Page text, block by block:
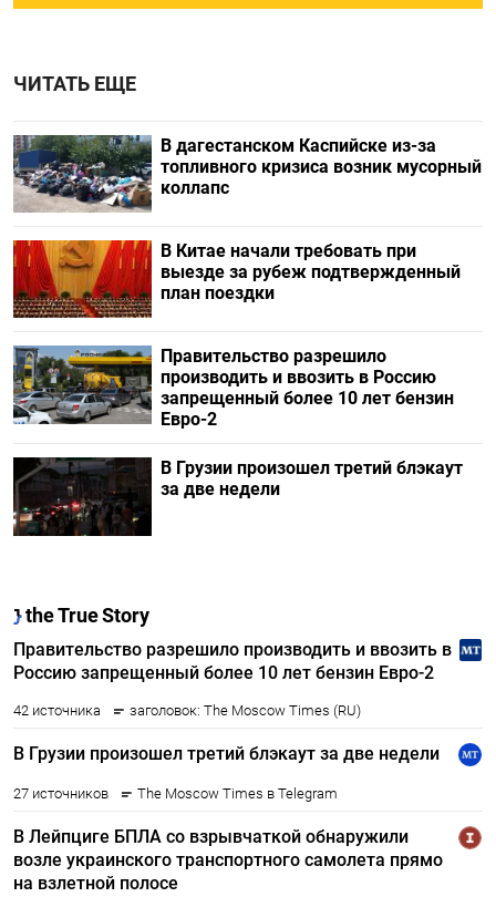
ЧИТАТЬ ЕЩЕ
В дагестанском Каспийске из-за
топливного кризиса возник мусорный
коллапс
В Китае начали требовать при
выезде за рубеж подтвержденный
план поездки
Правительство разрешило
производить и ввозить в Россию
запрещенный более 10 лет бензин
Евро-2
В Грузии произошел третий блэкаут
за две недели